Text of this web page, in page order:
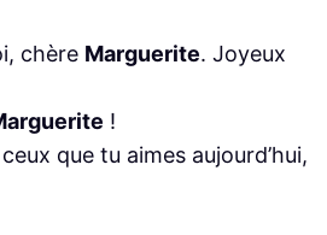
chère Marguerite. Joyeux
!
que tu aimes aujourd’hui,